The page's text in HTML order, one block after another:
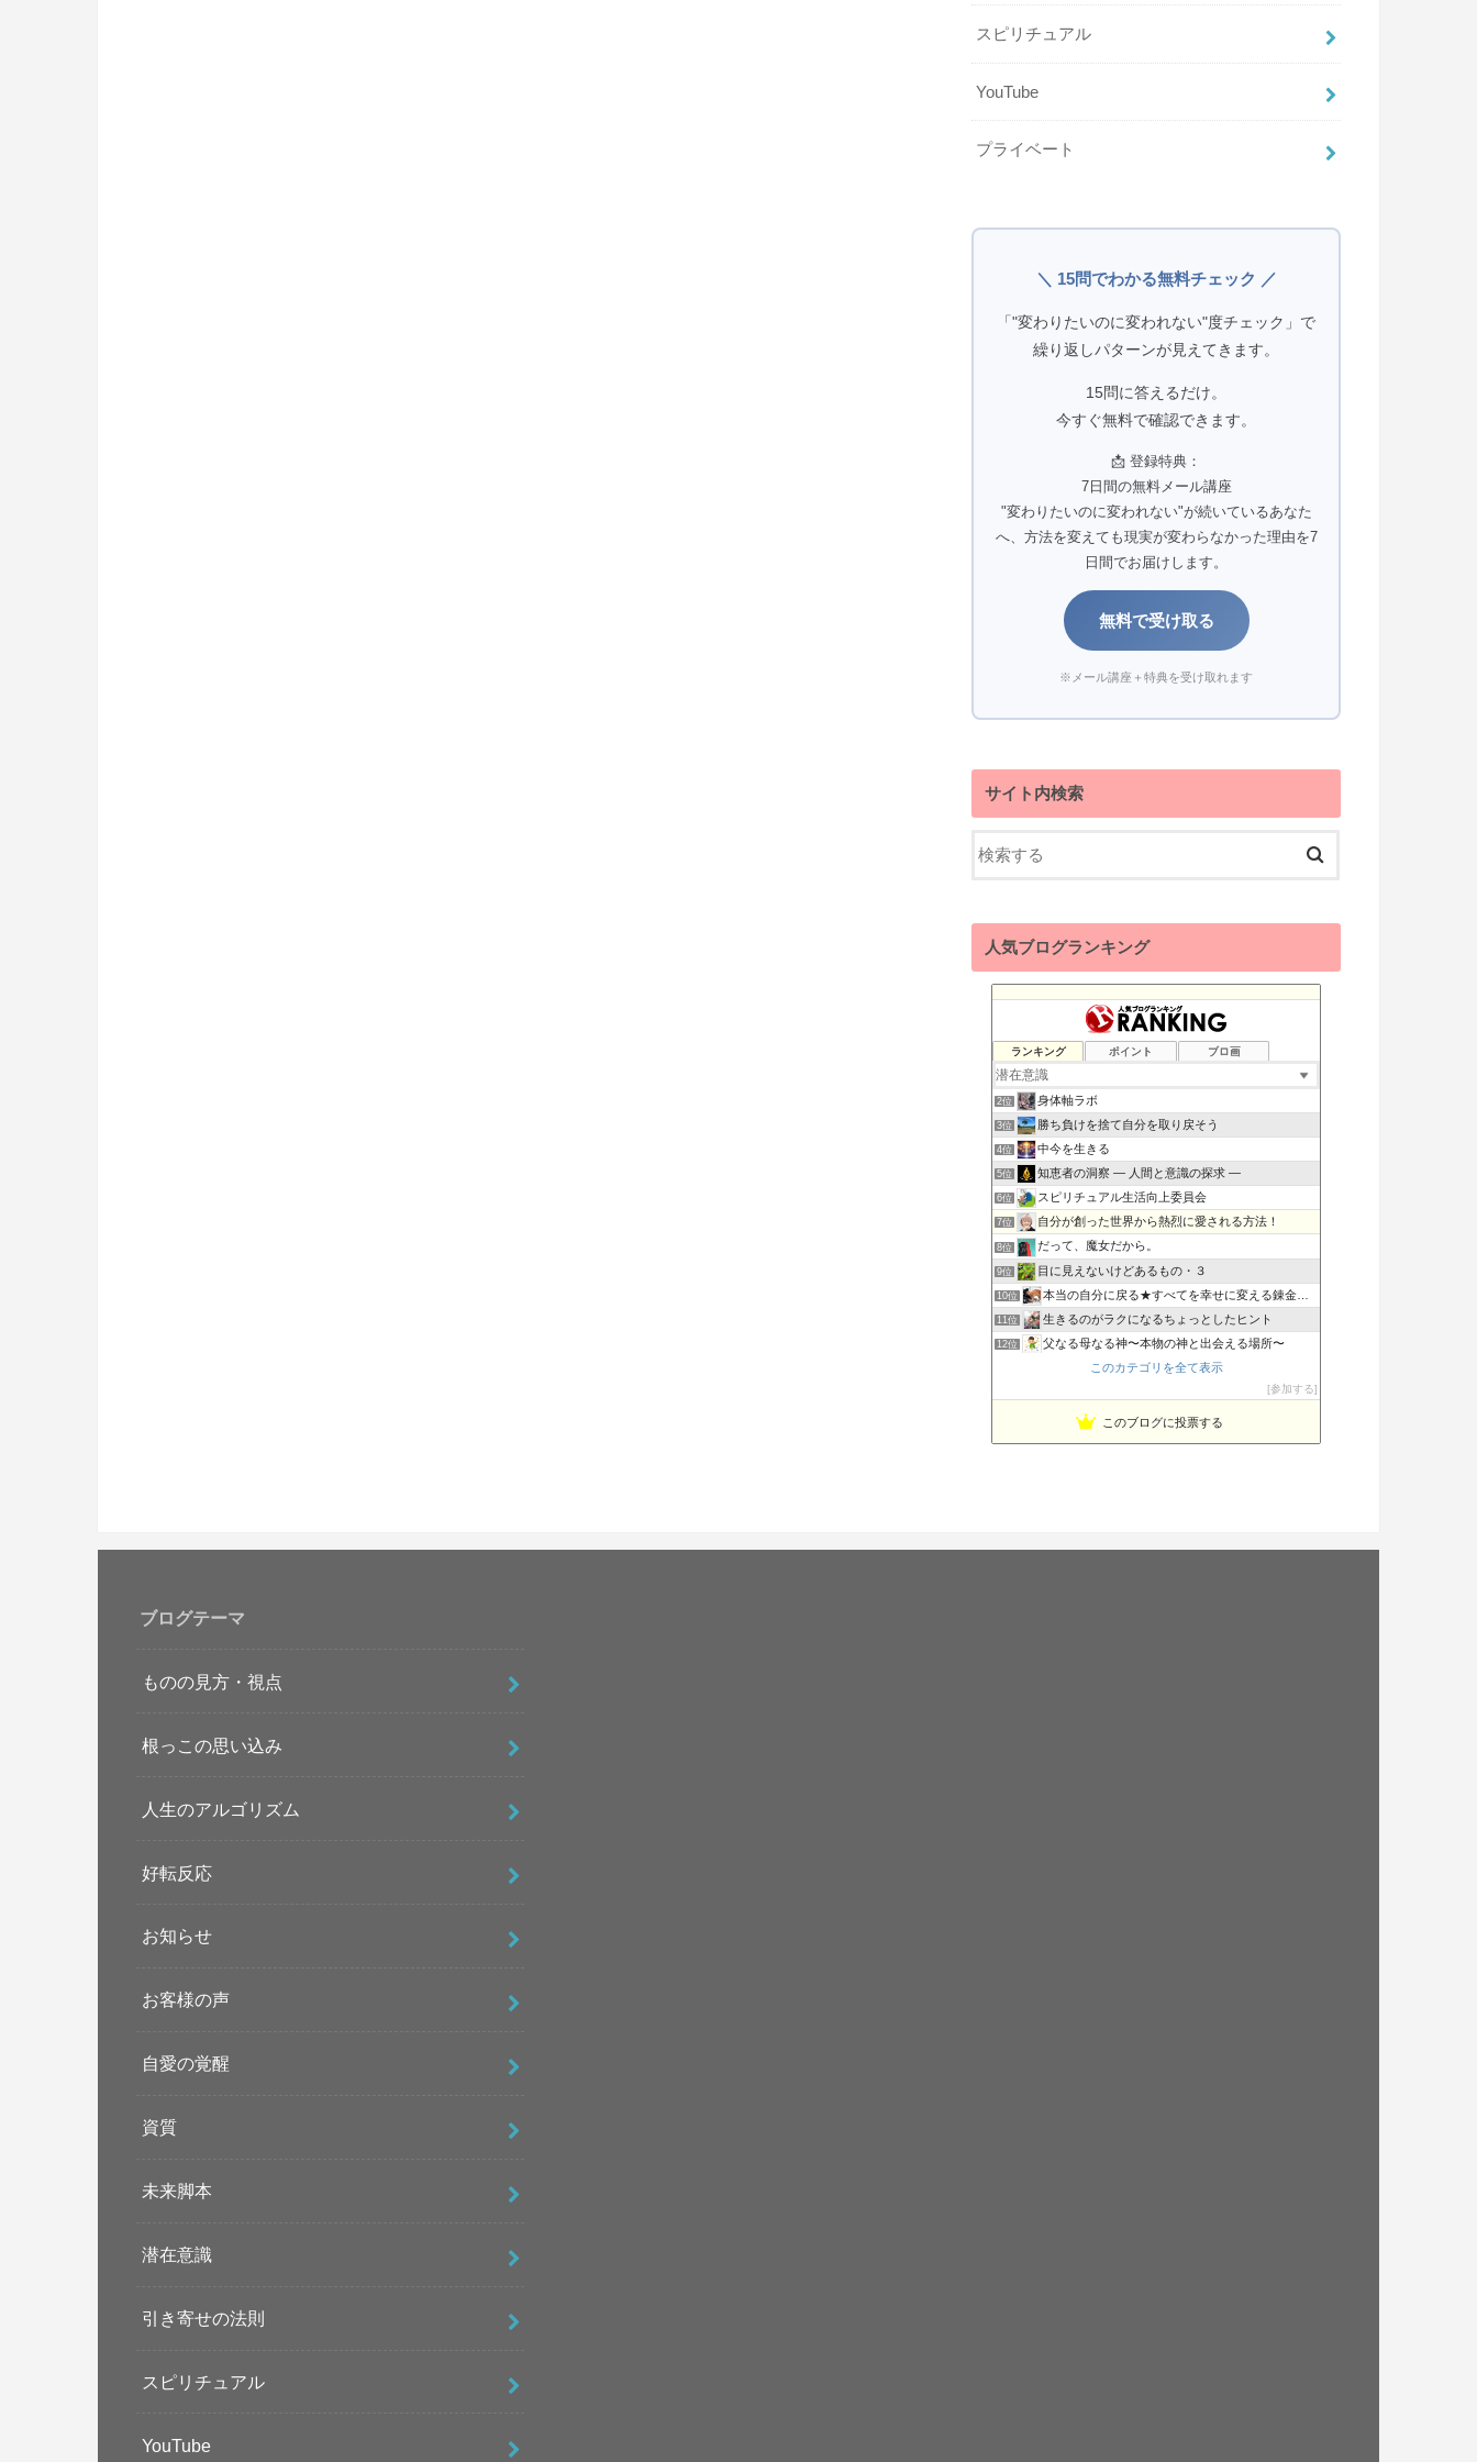
スピリチュアル
YouTube
プライベート
＼ 15問でわかる無料チェック ／
「"変わりたいのに変われない"度チェック」で
繰り返しパターンが見えてきます。
15問に答えるだけ。
今すぐ無料で確認できます。
📩 登録特典：
7日間の無料メール講座
"変わりたいのに変われない"が続いているあなた
へ、方法を変えても現実が変わらなかった理由を7
日間でお届けします。
無料で受け取る
※メール講座＋特典を受け取れます
サイト内検索
人気ブログランキング
ランキング ポイント ブロ画
1位 マトメフミ 〜 一輪の「九の魔方陣・老子の道と徳」の花が咲く
2位 身体軸ラボ
3位 勝ち負けを捨て自分を取り戻そう
4位 中今を生きる
5位 知恵者の洞察 ― 人間と意識の探求 ―
6位 スピリチュアル生活向上委員会
7位 自分が創った世界から熱烈に愛される方法！
8位 だって、魔女だから。
9位 目に見えないけどあるもの・３
10位 本当の自分に戻る★すべてを幸せに変える錬金術★
11位 生きるのがラクになるちょっとしたヒント
12位 父なる母なる神〜本物の神と出会える場所〜
潜在意識と仲良くなって、引き寄せる！
意識の旅研究所 銀河教室
このカテゴリを全て表示
参加する
このブログに投票する
ブログテーマ
ものの見方・視点
根っこの思い込み
人生のアルゴリズム
好転反応
お知らせ
お客様の声
自愛の覚醒
資質
未来脚本
潜在意識
引き寄せの法則
スピリチュアル
YouTube